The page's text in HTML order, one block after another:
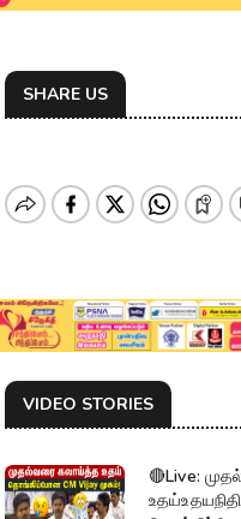
SHARE US
VIDEO STORIES
🔴Live: